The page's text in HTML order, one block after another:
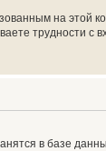
на этой
трудности
в базе